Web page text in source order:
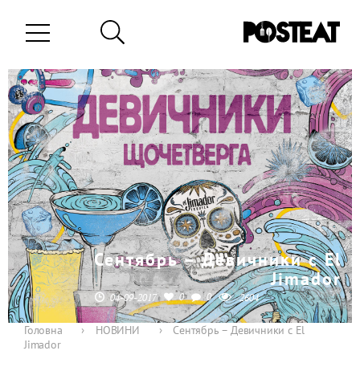
Сентябрь – Девичники с El
Jimador
04-09-2017 0 0 2604
Головна › НОВИНИ ›
Сентябрь – Девичники с El
Jimador